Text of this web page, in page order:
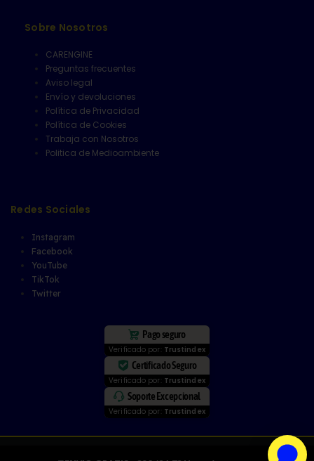
Sobre Nosotros
CARENGINE
Preguntas frecuentes
Aviso legal
Envío y devoluciones
Política de Privacidad
Política de Cookies
Trabaja con Nosotros
Politica de Medioambiente
Redes Sociales
Instagram
Facebook
YouTube
TikTok
Twitter
Pago seguro
Verificado por: Trustindex
Certificado Seguro
Verificado por: Trustindex
Soporte Excepcional
Verificado por: Trustindex
© copyright 2025 - CARENGINE - Calle Aragón, 1 Local 3, 41702, Dos